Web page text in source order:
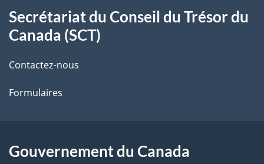
i
s
d
l
propos
ce
site
Secrétariat du Conseil du Trésor du
Canada (SCT)
Contactez-nous
Formulaires
Gouvernement du Canada